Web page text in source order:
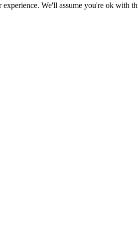
We'll assume you're ok with